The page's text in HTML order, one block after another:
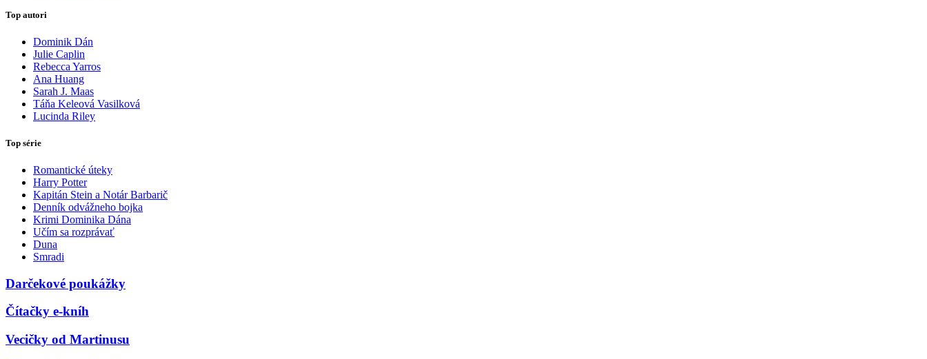
Top autori
Dominik Dán
Julie Caplin
Rebecca Yarros
Ana Huang
Sarah J. Maas
Táňa Keleová Vasilková
Lucinda Riley
Top série
Romantické úteky
Harry Potter
Kapitán Stein a Notár Barbarič
Denník odvážneho bojka
Krimi Dominika Dána
Učím sa rozprávať
Duna
Smradi
Darčekové poukážky
Čítačky e-kníh
Vecičky od Martinusu